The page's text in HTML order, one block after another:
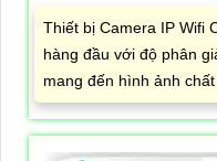
Thiết bị Camera IP Wifi
hàng đầu với độ phân
mang đến hình ảnh